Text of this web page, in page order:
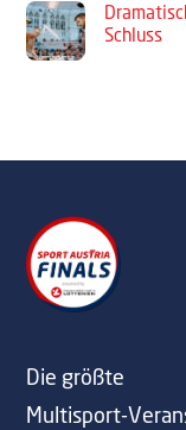
Schluss
Die größte
Multisport-